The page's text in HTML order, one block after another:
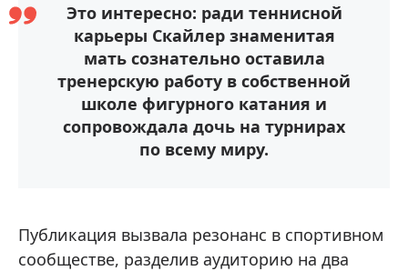
Это интересно: ради теннисной
карьеры Скайлер знаменитая
мать сознательно оставила
тренерскую работу в собственной
школе фигурного катания и
сопровождала дочь на турнирах
по всему миру.
Публикация вызвала резонанс в спортивном
сообществе, разделив аудиторию на два